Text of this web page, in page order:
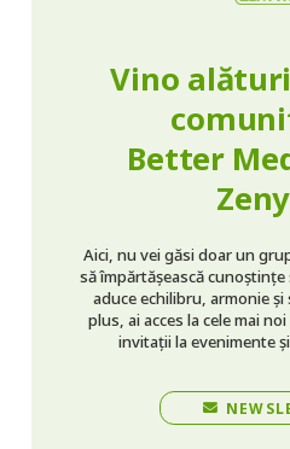
Vino
Better
Aici, nu vei găsi doar un
să împărtășească
aduce echilibru, armonie
plus, ai acces la cele mai
invitații la evenimente